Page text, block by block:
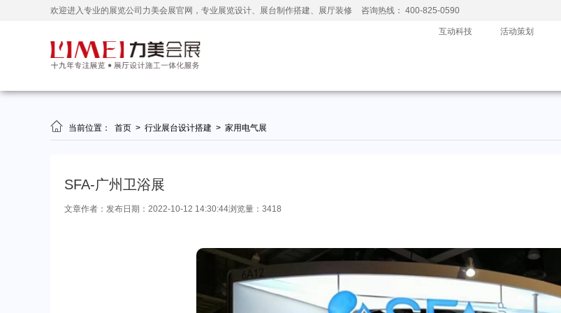
欢迎进入专业的展览公司力美会展官网，专业展览设计、展台制作搭建、展厅装修 咨询热线： 400-825-0590
互动科技 活动策划
 当前位置： 首页 > 行业展台设计搭建 > 家用电气展
SFA-广州卫浴展
文章作者： 发布日期：2022-10-12 14:30:44浏览量：3418